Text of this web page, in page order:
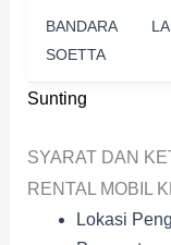
Sunting
BANDARA
SOETTA
SYARAT DAN
RENTAL MOBIL
Lokasi